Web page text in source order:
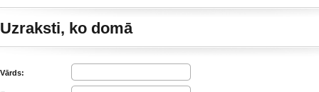
Uzraksti, ko domā
Vārds: